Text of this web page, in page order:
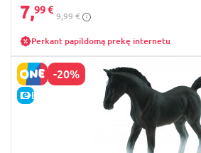
7,99 €
9,99 €
Perkant papildomą prekę internetu
-20%
E-KAINA